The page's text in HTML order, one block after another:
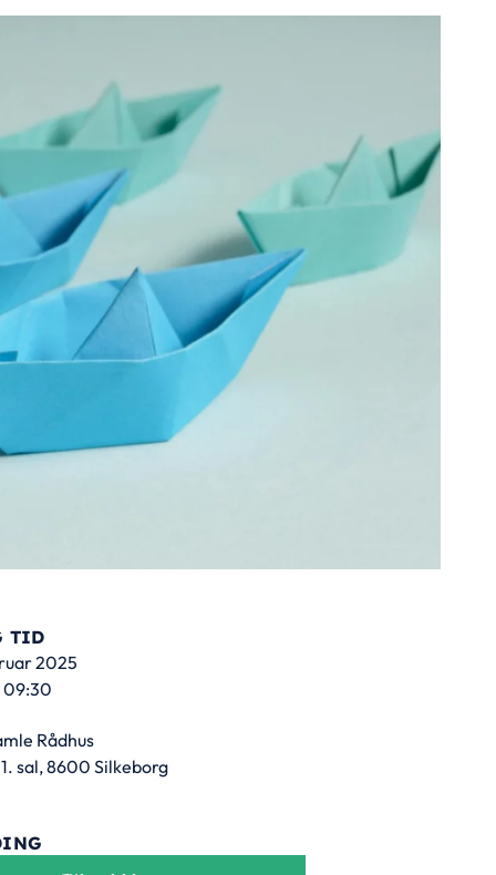
TID
2025
09:30
Rådhus
sal, 8600 Silkeborg